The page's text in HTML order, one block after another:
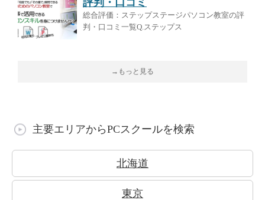
評判・口コミ
総合評価：ステップステージパソコン教室の評
判・口コミ一覧Q.ステップス
→もっと見る
主要エリアからPCスクールを検索
北海道
東京